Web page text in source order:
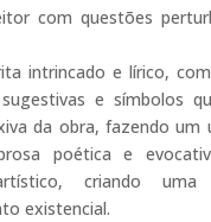
com questões
intrincado e lírico,
e símbolos
da obra, fazendo um
poética e
criando uma
existencial.